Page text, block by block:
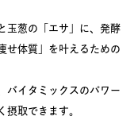
玉葱の「エサ」に、発酵
せ体質」を叶えるための
バイタミックスのパワー
摂取できます。